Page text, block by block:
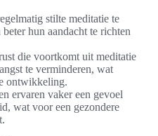
stilte meditatie te
hun aandacht te richten
die voortkomt uit meditatie
te verminderen, wat
ontwikkeling.
ervaren vaker een gevoel
wat voor een gezondere